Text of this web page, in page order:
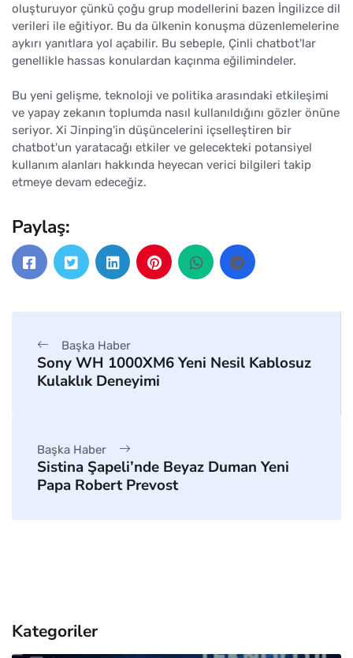
oluşturuyor çünkü çoğu grup modellerini bazen İngilizce dil
verileri ile eğitiyor. Bu da ülkenin konuşma düzenlemelerine
aykırı yanıtlara yol açabilir. Bu sebeple, Çinli chatbot'lar
genellikle hassas konulardan kaçınma eğilimindeler.
Bu yeni gelişme, teknoloji ve politika arasındaki etkileşimi
ve yapay zekanın toplumda nasıl kullanıldığını gözler önüne
seriyor. Xi Jinping'in düşüncelerini içselleştiren bir
chatbot'un yaratacağı etkiler ve gelecekteki potansiyel
kullanım alanları hakkında heyecan verici bilgileri takip
etmeye devam edeceğiz.
Paylaş:
Başka Haber
Sony WH 1000XM6 Yeni Nesil Kablosuz
Kulaklık Deneyimi
Başka Haber
Sistina Şapeli’nde Beyaz Duman Yeni
Papa Robert Prevost
Kategoriler